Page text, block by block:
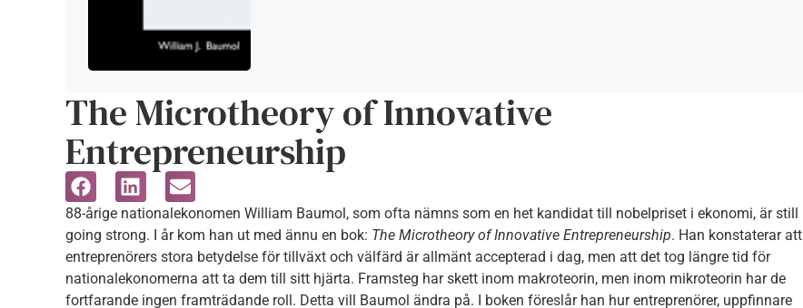
The Microtheory of Innovative
Entrepreneurship
88-årige nationalekonomen William Baumol, som ofta nämns som en het kandidat till nobelpriset i ekonomi, är still
going strong. I år kom han ut med ännu en bok: The Microtheory of Innovative Entrepreneurship. Han konstaterar att
entreprenörers stora betydelse för tillväxt och välfärd är allmänt accepterad i dag, men att det tog längre tid för
nationalekonomerna att ta dem till sitt hjärta. Framsteg har skett inom makroteorin, men inom mikroteorin har de
fortfarande ingen framträdande roll. Detta vill Baumol ändra på. I boken föreslår han hur entreprenörer, uppfinnare